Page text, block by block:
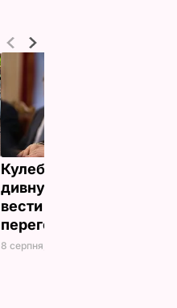
Кулеба розповів про
дивну манеру Путіна
вести телефонні
переговори
8 серпня, 10.25